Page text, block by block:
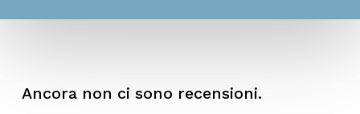
Ancora non ci sono recensioni.